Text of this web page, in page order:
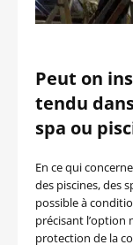
Peut on
tendu
spa ou
En ce qui
des piscines, des
possible à
précisant l’option
protection de la